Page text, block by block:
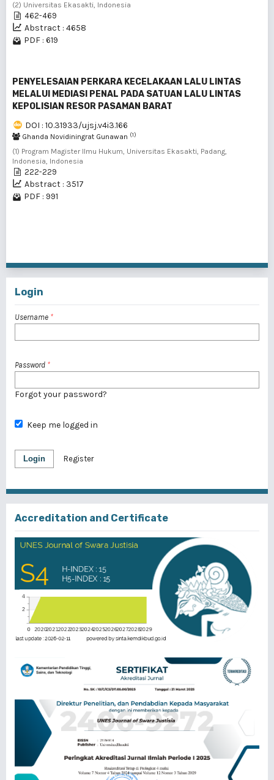
(2) Universitas Ekasakti, Indonesia
462-469
Abstract : 4658
PDF : 619
PENYELESAIAN PERKARA KECELAKAAN LALU LINTAS
MELALUI MEDIASI PENAL PADA SATUAN LALU LINTAS
KEPOLISIAN RESOR PASAMAN BARAT
DOI : 10.31933/ujsj.v4i3.166
Ghanda Novidiningrat Gunawan (1)
(1) Program Magister Ilmu Hukum, Universitas Ekasakti, Padang,
Indonesia, Indonesia
222-229
Abstract : 3517
PDF : 991
Login
Username *
Password *
Forgot your password?
Keep me logged in
Login Register
Accreditation and Certificate